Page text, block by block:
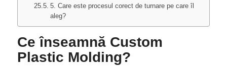
5. Care este procesul corect de turnare pe care îl
aleg?
Ce înseamnă Custom
Plastic Molding?